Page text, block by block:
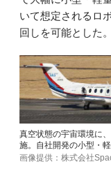
いて想定されるロ
回しを可能とした。
真空状態の宇宙環境に
施。自社開発の小型・
画像提供：株式会社